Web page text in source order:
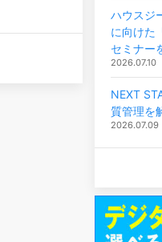
ハウスジ
に向けた
セミナー
2026.07.10
NEXT
質管理を
2026.07.09